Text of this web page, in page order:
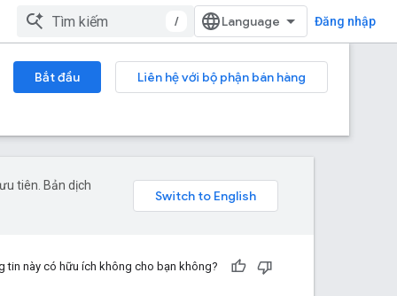
/ Đăng nhập
Bắt đầu Liên hệ với bộ phận bán hàng
tiên. Bản dịch
tin này có hữu ích không cho bạn không?